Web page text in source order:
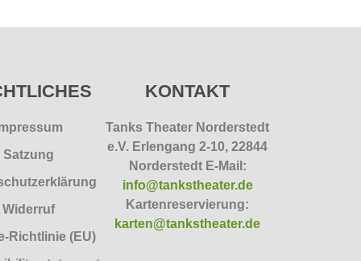
Satzung
Widerruf
Richtlinie (EU)
KONTAKT
Tanks Theater Norderstedt
e.V. Erlengang 2-10, 22844
Norderstedt E-Mail:
info@tankstheater.de
Kartenreservierung:
karten@tankstheater.de